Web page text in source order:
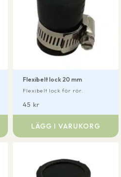
Flexibelt lock 20 mm
45 kr
Flexibelt lock för rör.
LÄGG I VARUKORG